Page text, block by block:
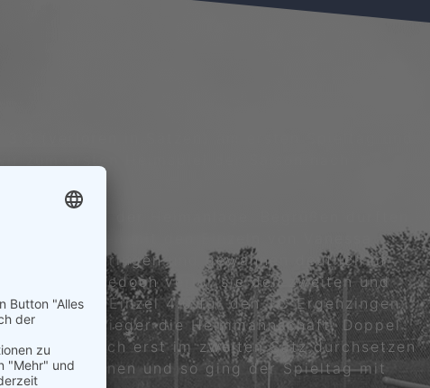
(verloren in Sätzen) am ersten Spieltag und
zum ersten Heimspiel der Saison nach
Spiel auf der Heimanlage. Begrüßen durften
drei Plätzen mit den Einzeln von Vanessa
durchbringen und gewannen deutlich in
Satz, jedoch verlor sie den zweiten und
nach den Einzel 4:0 für den TC Ergenzingen.
deutliche Sieger die Heimmannschaft. Doppel
sich erst im zweiten Satz durchsetzen
uns gewinnen und so ging der Spieltag mit